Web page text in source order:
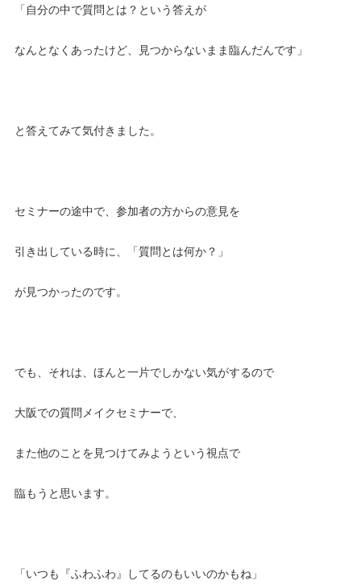
「自分の中で質問とは？という答えが
なんとなくあったけど、見つからないまま臨んだんです」
と答えてみて気付きました。
セミナーの途中で、参加者の方からの意見を
引き出している時に、「質問とは何か？」
が見つかったのです。
でも、それは、ほんと一片でしかない気がするので
大阪での質問メイクセミナーで、
また他のことを見つけてみようという視点で
臨もうと思います。
「いつも『ふわふわ』してるのもいいのかもね」